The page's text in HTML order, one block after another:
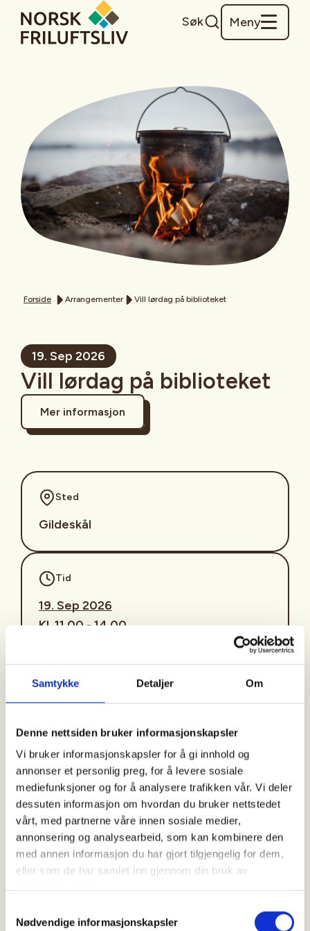
Samtykke Detaljer Om
Denne nettsiden bruker informasjonskapsler
Vi bruker informasjonskapsler for å gi innhold og
annonser et personlig preg, for å levere sosiale
mediefunksjoner og for å analysere trafikken vår. Vi deler
dessuten informasjon om hvordan du bruker nettstedet
vårt, med partnerne våre innen sosiale medier,
annonsering og analysearbeid, som kan kombinere den
med annen informasjon du har gjort tilgjengelig for dem,
eller som de har samlet inn gjennom din bruk av
Nødvendige informasjonskapsler
Søk Meny
Forside Arrangementer Vill lørdag på biblioteket
19. Sep 2026
Vill lørdag på biblioteket
Mer informasjon
Sted
Gildeskål
Tid
19. Sep 2026
Kl. 11.00 - 14.00
Arrangør
Alstahaug og Leirfjord JFF
Kontaktperson
https://48025052
christer@aljff.no
🌲📚 Invitasjon til temalørdag
på biblioteket 📚🌲
lørdag